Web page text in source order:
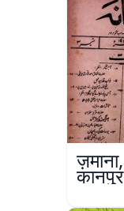
ज़माना,
कानपुर